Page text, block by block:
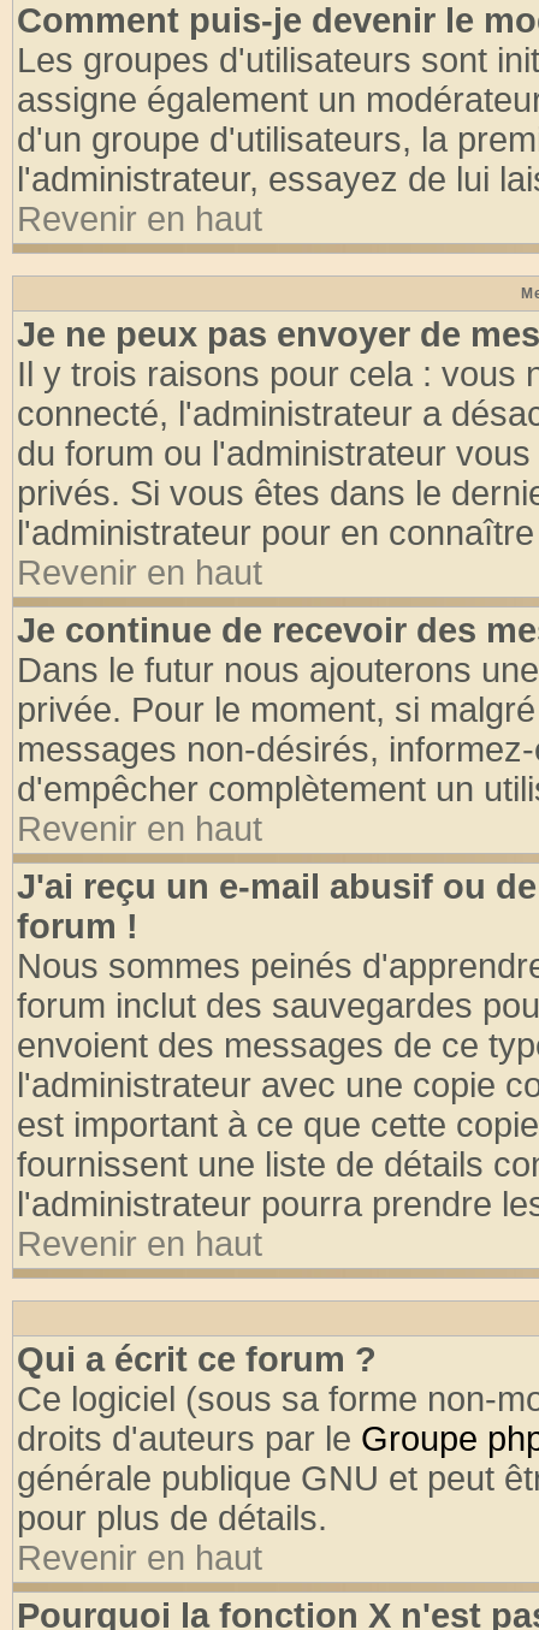
Comment puis-je devenir le
Les groupes d'utilisateurs sont
assigne également un
d'un groupe d'utilisateurs, la
l'administrateur, essayez de lui
Revenir en haut
Je ne peux pas envoyer de
Il y trois raisons pour cela : vous
connecté, l'administrateur a
du forum ou l'administrateur
privés. Si vous êtes dans le
l'administrateur pour en
Revenir en haut
Je continue de recevoir des
Dans le futur nous ajouterons
privée. Pour le moment, si
messages non-désirés,
d'empêcher complètement un
Revenir en haut
J'ai reçu un e-mail abusif ou
forum !
Nous sommes peinés
forum inclut des sauvegardes
envoient des messages de ce
l'administrateur avec une copie
est important à ce que cette
fournissent une liste de détails
l'administrateur pourra prendre
Revenir en haut
Qui a écrit ce forum ?
Ce logiciel (sous sa forme non-
droits d'auteurs par le Groupe
générale publique GNU et peut
pour plus de détails.
Revenir en haut
Pourquoi la fonction X n'est